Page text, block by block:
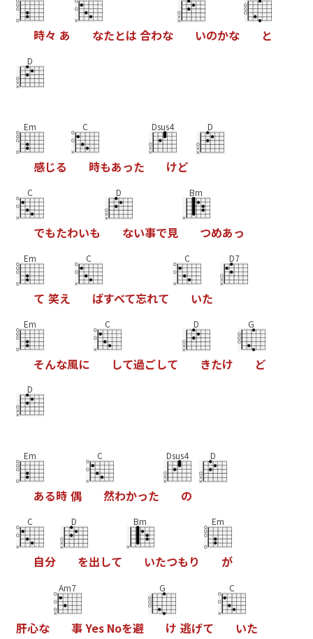
時々 あ なたとは 合わな いのかな と
D
Em
感じる
C
時もあった
Dsus4
けど
D
C
でもたわいも
D
ない事で見
Bm
つめあっ
Em
て 笑え
C
ばすべて忘れて
C
いた
D7
Em
そんな風に
C
して過ごして
D
きたけ
G
ど
D
Em
ある時 偶
C
然わかった
Dsus4
の
D
C
自分
D
を出して
Bm
いたつもり
Em
が
肝心な
Am7
事Yes Noを避
G
け 逃げて
C
いた